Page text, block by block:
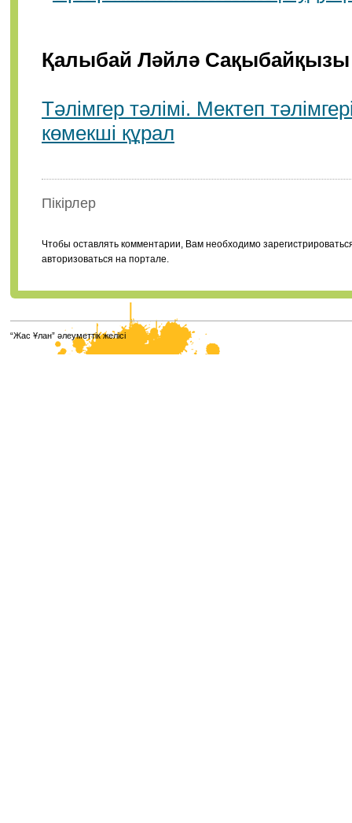
Қалыбай Ләйлә
Тәлімгер тәлімі. Мектеп
көмекші құрал
Пікірлер
Чтобы оставлять комментарии, Вам необходимо
авторизоваться на портале.
“Жас Ұлан” әлеуметтік желісі